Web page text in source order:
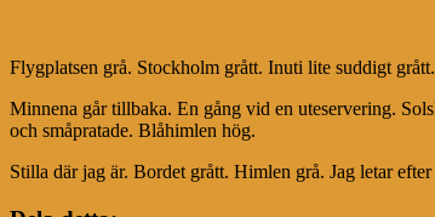
Flygplatsen grå. Stockholm grått. Inuti lite suddigt
Minnena går tillbaka. En gång vid en uteservering.
och småpratade. Blåhimlen hög.
Stilla där jag är. Bordet grått. Himlen grå. Jag letar